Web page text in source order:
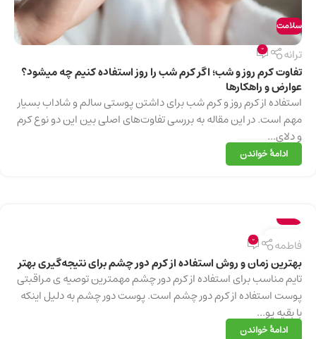
سلامت
ترانه 0
تفاوت کرم روز و شب؛ اگر کرم شب را روز استفاده کنیم چه میشود؟
عوارض و راهکارها
استفاده از کرم روز و کرم شب برای داشتن پوستی سالم و شاداب بسیار
مهم است. در این مقاله به بررسی تفاوت‌های اصلی بین این دو نوع کرم
و دلای...
ادامهٔ خواندن
14
دسامبر
سلامت
فاطمه 0
بهترین زمان و روش استفاده از کرم دور چشم برای نتیجه‌گیری بهتر
تایم مناسب برای استفاده از کرم دور چشم مهمترین توصیه‌ ی مراقبتی
پوست استفاده از کرم دور چشم است. پوست دور چشم به دلیل اینکه
با بقیه پو...
ادامهٔ خواندن